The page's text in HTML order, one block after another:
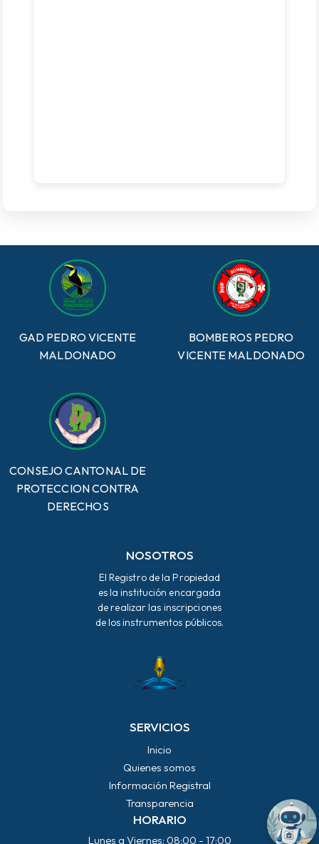
GAD PEDRO VICENTE
MALDONADO
BOMBEROS PEDRO
VICENTE MALDONADO
CONSEJO CANTONAL DE
PROTECCION CONTRA
DERECHOS
NOSOTROS
El Registro de la Propiedad
es la institución encargada
de realizar las inscripciones
de los instrumentos públicos.
SERVICIOS
Inicio
Quienes somos
Información Registral
Transparencia
HORARIO
Lunes a Viernes: 08:00 - 17:00